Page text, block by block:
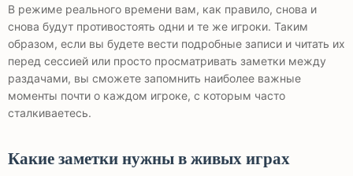
В режиме реального времени вам, как правило, снова и
снова будут противостоять одни и те же игроки. Таким
образом, если вы будете вести подробные записи и читать их
перед сессией или просто просматривать заметки между
раздачами, вы сможете запомнить наиболее важные
моменты почти о каждом игроке, с которым часто
сталкиваетесь.
Какие заметки нужны в живых играх